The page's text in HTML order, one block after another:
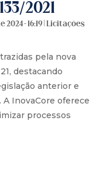
2021
2024 - 16:19|Licitações
pela nova
destacando
anterior e
InovaCore oferece
processos